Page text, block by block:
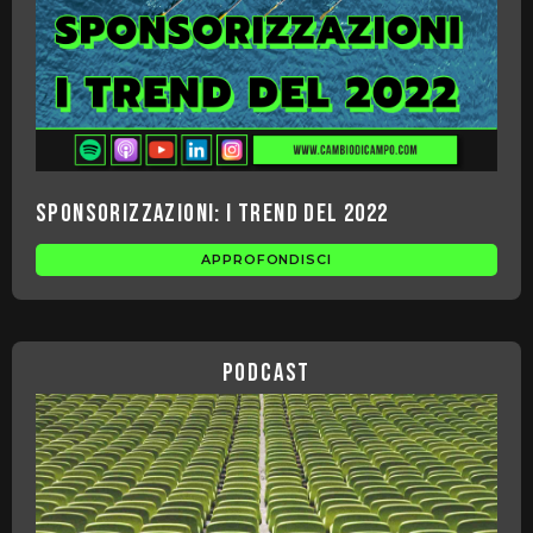
Sponsorizzazioni: i trend del 2022
APPROFONDISCI
podcast